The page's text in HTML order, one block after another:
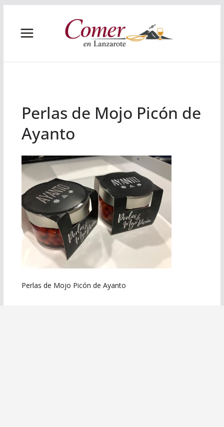
contenido
Perlas de Mojo Picón de
Ayanto
Perlas de Mojo Picón de Ayanto